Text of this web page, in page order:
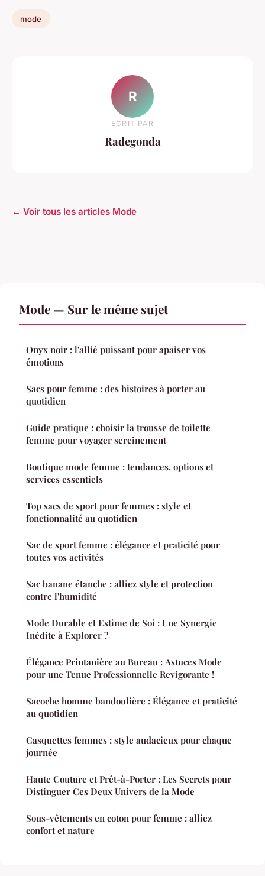
mode
R
ECRIT PAR
Radegonda
← Voir tous les articles Mode
Mode — Sur le même sujet
Onyx noir : l'allié puissant pour apaiser vos
émotions
Sacs pour femme : des histoires à porter au
quotidien
Guide pratique : choisir la trousse de toilette
femme pour voyager sereinement
Boutique mode femme : tendances, options et
services essentiels
Top sacs de sport pour femmes : style et
fonctionnalité au quotidien
Sac de sport femme : élégance et praticité pour
toutes vos activités
Sac banane étanche : alliez style et protection
contre l'humidité
Mode Durable et Estime de Soi : Une Synergie
Inédite à Explorer ?
Élégance Printanière au Bureau : Astuces Mode
pour une Tenue Professionnelle Revigorante !
Sacoche homme bandoulière : Élégance et praticité
au quotidien
Casquettes femmes : style audacieux pour chaque
journée
Haute Couture et Prêt-à-Porter : Les Secrets pour
Distinguer Ces Deux Univers de la Mode
Sous-vêtements en coton pour femme : alliez
confort et nature